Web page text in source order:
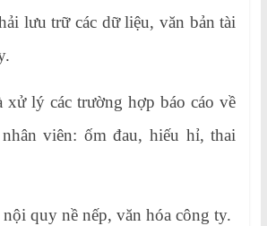
lưu trữ các dữ liệu, văn bản tài
xử lý các trường hợp báo cáo về
viên: ốm đau, hiếu hỉ, thai
quy nề nếp, văn hóa công ty.